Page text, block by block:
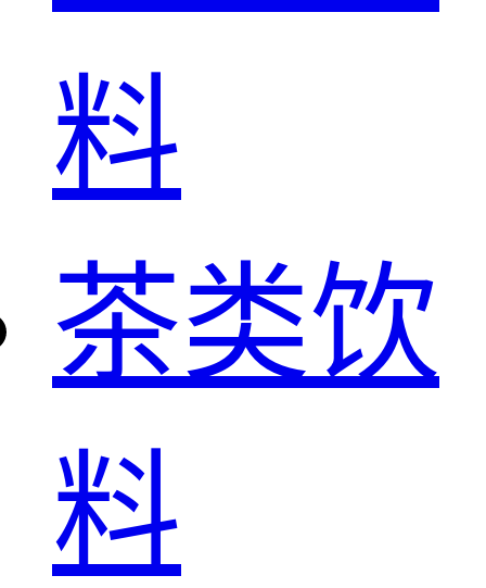
料
茶类饮
料